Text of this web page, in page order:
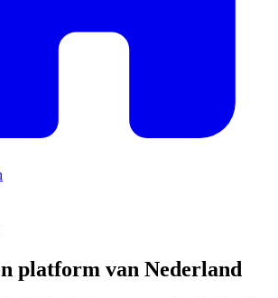
platform van Nederland